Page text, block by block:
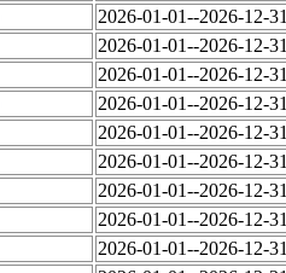
2026-01-01--2026-12-31
2026-01-01--2026-12-31
2026-01-01--2026-12-31
2026-01-01--2026-12-31
2026-01-01--2026-12-31
2026-01-01--2026-12-31
2026-01-01--2026-12-31
2026-01-01--2026-12-31
2026-01-01--2026-12-31